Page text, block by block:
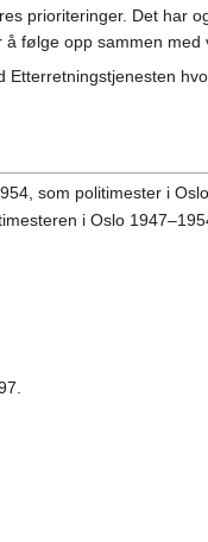
prioriteringer. Det har
følge opp sammen med
Etterretningstjenesten
som politimester i Oslo.
i Oslo